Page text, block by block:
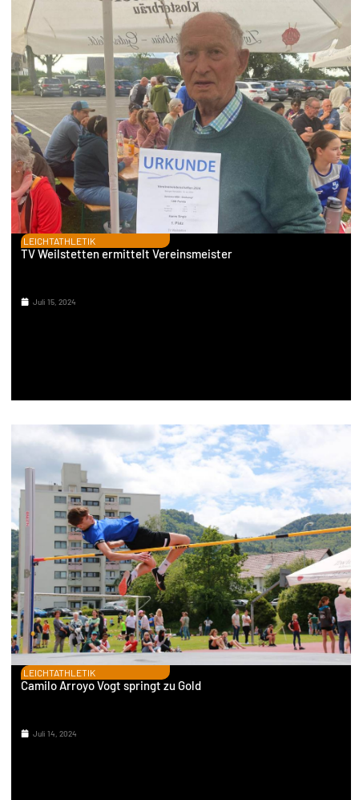
LEICHTATHLETIK
TV Weilstetten ermittelt Vereinsmeister
Juli 15, 2024
LEICHTATHLETIK
Camilo Arroyo Vogt springt zu Gold
Juli 14, 2024